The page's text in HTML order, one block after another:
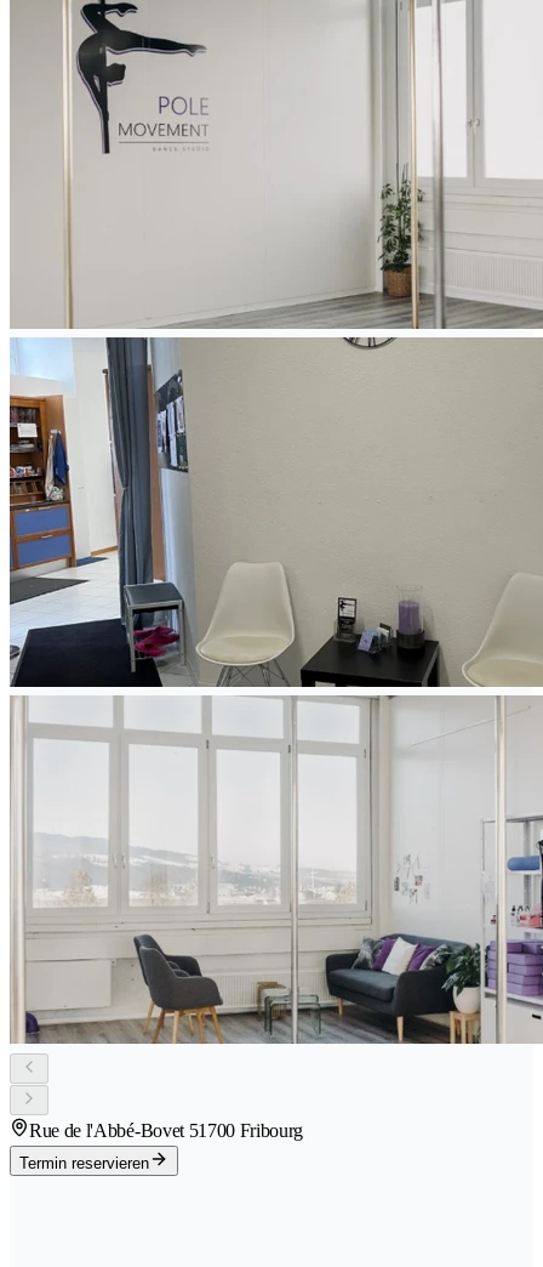
Rue de l'Abbé-Bovet 51700 Fribourg
Termin reservieren